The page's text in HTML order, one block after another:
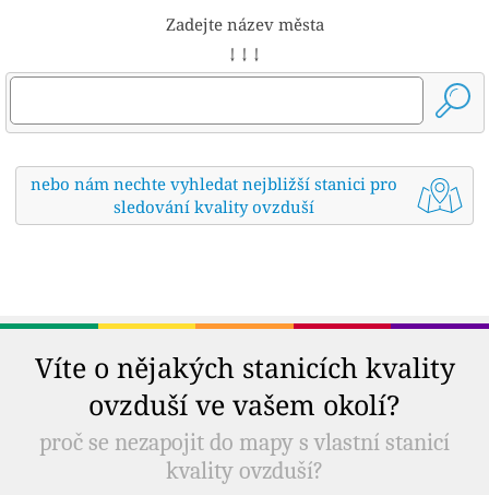
Zadejte název města
↓ ↓ ↓
nebo nám nechte vyhledat nejbližší stanici pro
sledování kvality ovzduší
Víte o nějakých stanicích kvality
ovzduší ve vašem okolí?
proč se nezapojit do mapy s vlastní stanicí
kvality ovzduší?